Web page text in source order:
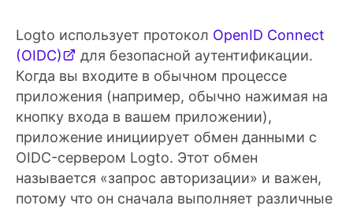
Logto использует протокол OpenID Connect
(OIDC)
для безопасной аутентификации.
Когда вы входите в обычном процессе
приложения (например, обычно нажимая на
кнопку входа в вашем приложении),
приложение инициирует обмен данными с
OIDC-сервером Logto. Этот обмен
называется «запрос авторизации» и важен,
потому что он сначала выполняет различные